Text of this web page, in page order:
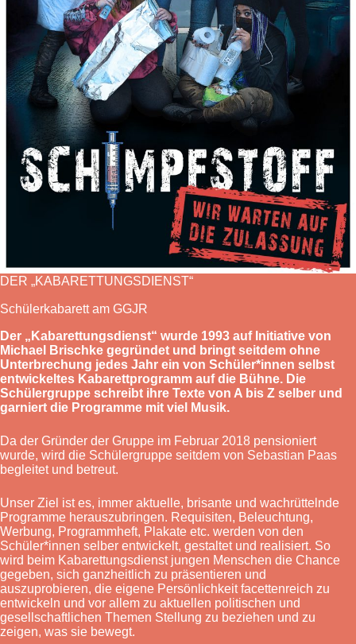
DER „KABARETTUNGSDIENST“
Schülerkabarett am GGJR
Der „Kabarettungsdienst“ wurde 1993 auf Initiative von
Michael Brischke gegründet und bringt seitdem ohne
Unterbrechung jedes Jahr ein von Schüler*innen selbst
entwickeltes Kabarettprogramm auf die Bühne. Die
Schülergruppe schreibt ihre Texte von A bis Z selber und
garniert die Programme mit viel Musik.
Da der Gründer der Gruppe im Februar 2018 pensioniert
wurde, wird die Schülergruppe seitdem von Sebastian Paas
begleitet und betreut.
Unser Ziel ist es, immer aktuelle, brisante und wachrüttelnde
Programme herauszubringen. Requisiten, Beleuchtung,
Werbung, Programmheft, Plakate etc. werden von den
Schüler*innen selber entwickelt, gestaltet und realisiert. So
wird beim Kabarettungsdienst jungen Menschen die Chance
gegeben, sich ganzheitlich zu präsentieren und
auszuprobieren, die eigene Persönlichkeit facettenreich zu
entwickeln und vor allem zu aktuellen politischen und
gesellschaftlichen Themen Stellung zu beziehen und zu
zeigen, was sie bewegt.